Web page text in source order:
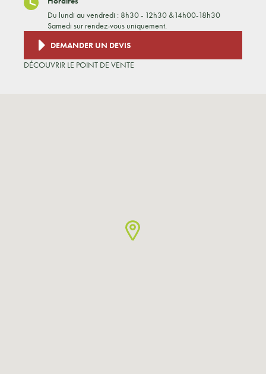
Du lundi au vendredi : 8h30 - 12h30 &14h00-18h30
Samedi sur rendez-vous uniquement.
DEMANDER UN DEVIS
DÉCOUVRIR LE POINT DE VENTE